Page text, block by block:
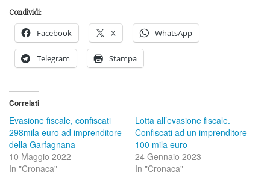
Condividi:
Facebook X WhatsApp
Telegram Stampa
Correlati
Evasione fiscale, confiscati
298mila euro ad imprenditore
della Garfagnana
10 Maggio 2022
In "Cronaca"
Lotta all’evasione fiscale.
Confiscati ad un imprenditore
100 mila euro
24 Gennaio 2023
In "Cronaca"